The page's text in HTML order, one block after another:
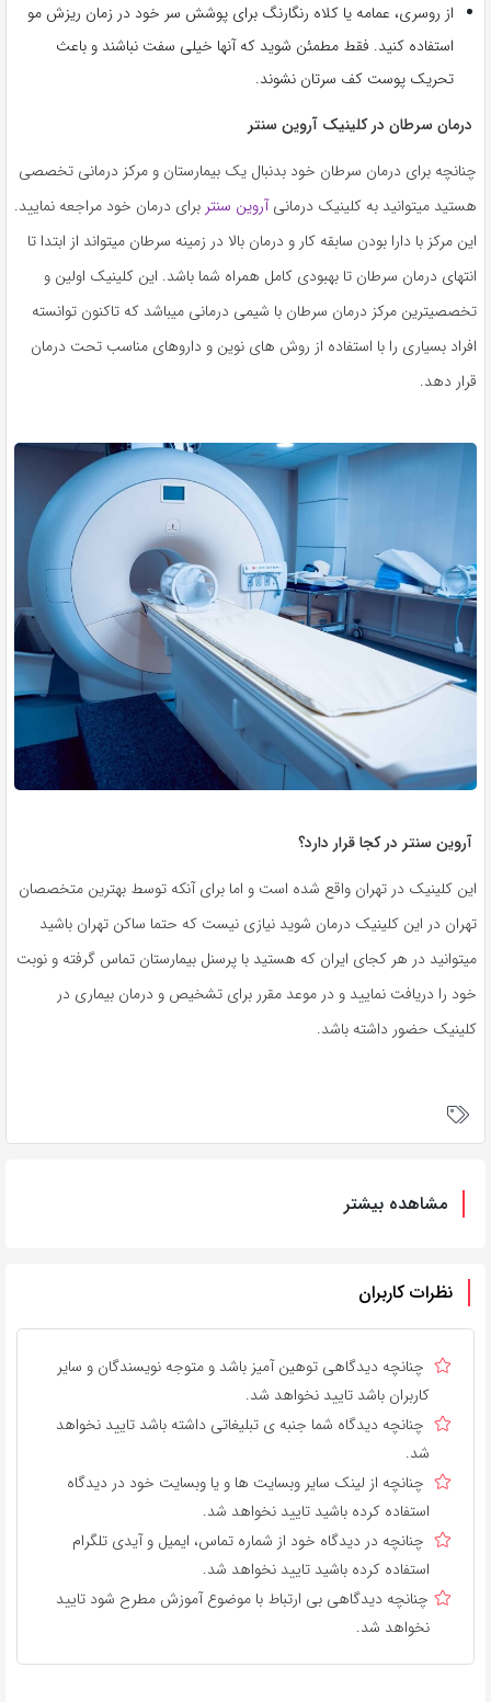
از روسری، عمامه یا کلاه رنگارنگ برای پوشش سر خود در زمان ریزش مو
استفاده کنید. فقط مطمئن شوید که آنها خیلی سفت نباشند و باعث
تحریک پوست کف سرتان نشوند.
درمان سرطان در کلینیک آروین سنتر
چنانچه برای درمان سرطان خود بدنبال یک بیمارستان و مرکز درمانی تخصصی
هستید میتوانید به کلینیک درمانیآروین سنتر برای درمان خود مراجعه نمایید.
این مرکز با دارا بودن سابقه کار و درمان بالا در زمینه سرطان میتواند از ابتدا تا
انتهای درمان سرطان تا بهبودی کامل همراه شما باشد. این کلینیک اولین و
تخصصیترین مرکز درمان سرطان با شیمی درمانی میباشد که تاکنون توانسته
افراد بسیاری را با استفاده از روش های نوین و داروهای مناسب تحت درمان
قرار دهد.
آروین سنتر در کجا قرار دارد؟
این کلینیک در تهران واقع شده است و اما برای آنکه توسط بهترین متخصصان
تهران در این کلینیک درمان شوید نیازی نیست که حتما ساکن تهران باشید
میتوانید در هر کجای ایران که هستید با پرسنل بیمارستان تماس گرفته و نوبت
خود را دریافت نمایید و در موعد مقرر برای تشخیص و درمان بیماری در
کلینیک حضور داشته باشد.
مشاهده بیشتر
نظرات کاربران
چنانچه دیدگاهی توهین آمیز باشد و متوجه نویسندگان و سایر
کاربران باشد تایید نخواهد شد.
چنانچه دیدگاه شما جنبه ی تبلیغاتی داشته باشد تایید نخواهد
شد.
چنانچه از لینک سایر وبسایت ها و یا وبسایت خود در دیدگاه
استفاده کرده باشید تایید نخواهد شد.
چنانچه در دیدگاه خود از شماره تماس، ایمیل و آیدی تلگرام
استفاده کرده باشید تایید نخواهد شد.
چنانچه دیدگاهی بی ارتباط با موضوع آموزش مطرح شود تایید
نخواهد شد.